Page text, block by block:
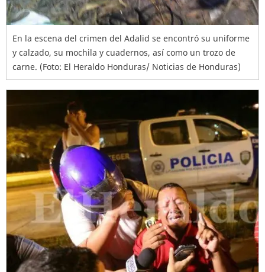
En la escena del crimen del Adalid se encontró su uniforme
y calzado, su mochila y cuadernos, así como un trozo de
carne. (Foto: El Heraldo Honduras/ Noticias de Honduras)